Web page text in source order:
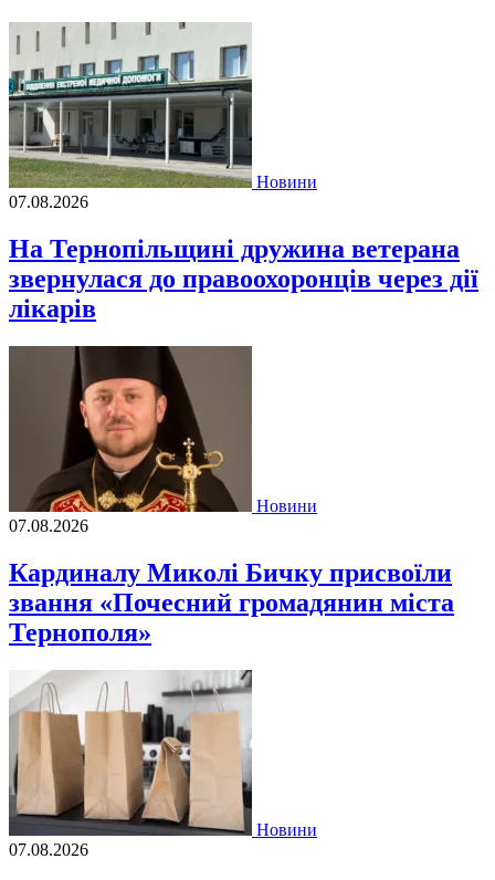
Новини
07.08.2026
На Тернопільщині дружина ветерана
звернулася до правоохоронців через дії
лікарів
Новини
07.08.2026
Кардиналу Миколі Бичку присвоїли
звання «Почесний громадянин міста
Тернополя»
Новини
07.08.2026